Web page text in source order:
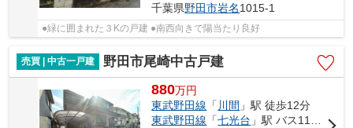
千葉県野田市岩名1015-1
●緑に囲まれた３Kの戸建 ●南西向きで陽当たり良好
売買 | 中古一戸建 野田市尾崎中古戸建
880万円
東武野田線 「 川間 」駅 徒歩12分
東武野田線 「七光台 」駅 バス11分 「川間駅南口」 停歩11分